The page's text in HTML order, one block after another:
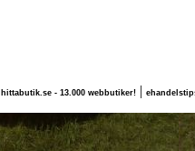
hittabutik.se - 13.000 webbutiker!|
& Fredrik S